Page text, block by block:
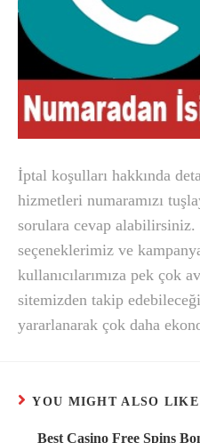
İptal koşulları hakkında
hizmetleri numaramızı
sorulara cevap alabilirsiniz.
seçeneklerimiz ve
kullanıcılarımıza pek çok
sitemizden takip
yararlanarak çok daha
YOU MIGHT ALSO LIKE
Best Casino Free Spins